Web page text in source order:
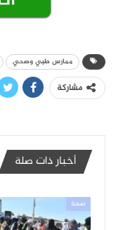
ممارس طبي وصحي
مشاركة
أخبار ذات صلة
صحة